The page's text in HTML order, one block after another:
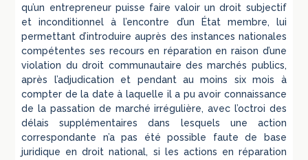
qu’un entrepreneur puisse faire valoir un droit subjectif
et inconditionnel à l’encontre d’un État membre, lui
permettant d’introduire auprès des instances nationales
compétentes ses recours en réparation en raison d’une
violation du droit communautaire des marchés publics,
après l’adjudication et pendant au moins six mois à
compter de la date à laquelle il a pu avoir connaissance
de la passation de marché irrégulière, avec l’octroi des
délais supplémentaires dans lesquels une action
correspondante n’a pas été possible faute de base
juridique en droit national, si les actions en réparation